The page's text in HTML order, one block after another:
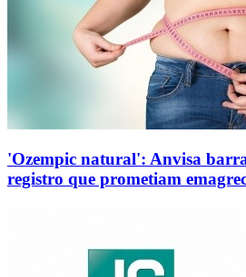
'Ozempic natural': Anvisa
registro que prometiam